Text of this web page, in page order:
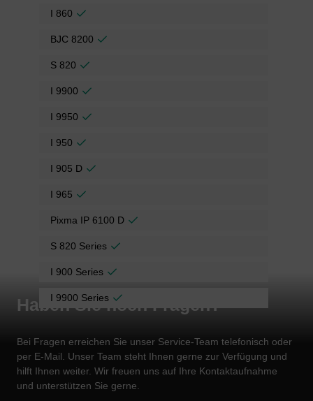
I 860
BJC 8200
S 820
I 9900
I 9950
I 950
I 905 D
I 965
Pixma IP 6100 D
S 820 Series
I 900 Series
I 9900 Series
Haben Sie noch Fragen?
Bei Fragen erreichen Sie unser Service-Team telefonisch oder
per E-Mail. Unser Team steht Ihnen gerne zur Verfügung und
hilft Ihnen weiter. Wir freuen uns auf Ihre Kontaktaufnahme
und unterstützen Sie gerne.